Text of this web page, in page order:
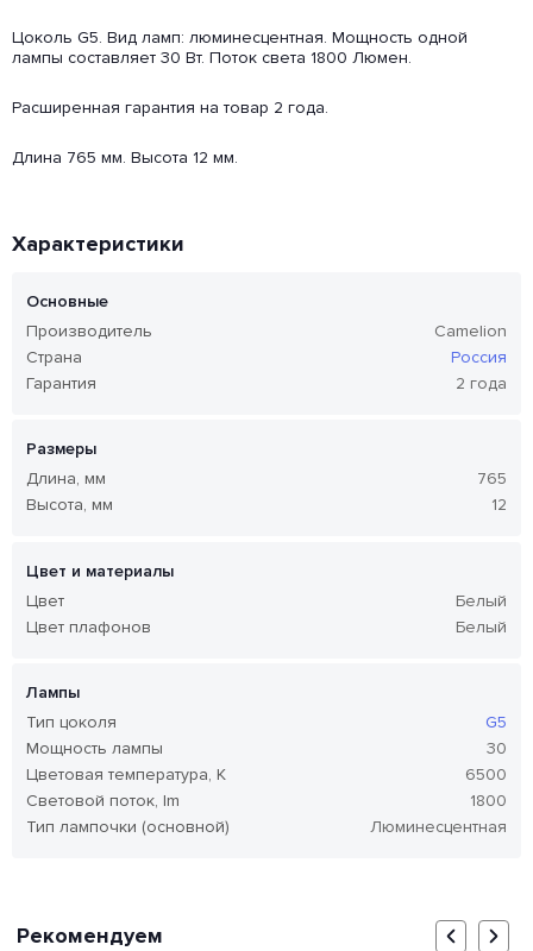
Цоколь G5. Вид ламп: люминесцентная. Мощность одной
лампы составляет 30 Вт. Поток света 1800 Люмен.
Расширенная гарантия на товар 2 года.
Длина 765 мм. Высота 12 мм.
Характеристики
Основные
Производитель
Camelion
Страна
Россия
Гарантия
2 года
Размеры
Длина, мм
765
Высота, мм
12
Цвет и материалы
Цвет
Белый
Цвет плафонов
Белый
Лампы
Тип цоколя
G5
Мощность лампы
30
Цветовая температура, K
6500
Световой поток, lm
1800
Тип лампочки (основной)
Люминесцентная
Рекомендуем